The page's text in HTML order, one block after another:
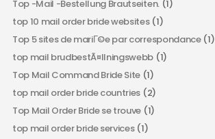
Top -Mail -Bestellung Brautseiten.(1)
top 10 mail order bride websites(1)
Top 5 sites de mariГ©e par correspondance(1)
top mail brudbestÃ¤llningswebb (1)
Top Mail Command Bride Site (1)
top mail order bride countries (2)
Top Mail Order Bride se trouve (1)
top mail order bride services(1)